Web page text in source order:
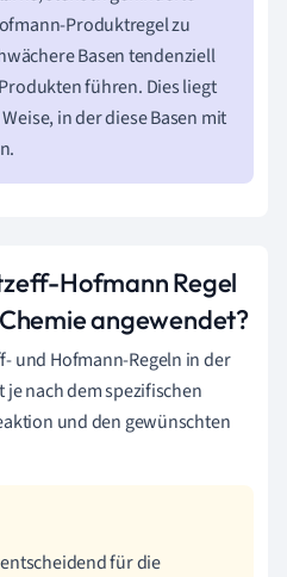
Produktregel zu
Basen tendenziell
führen. Dies liegt
in der diese Basen mit
Hofmann Regel
angewendet?
und Hofmann-Regeln in der
nach dem spezifischen
und den gewünschten
für die